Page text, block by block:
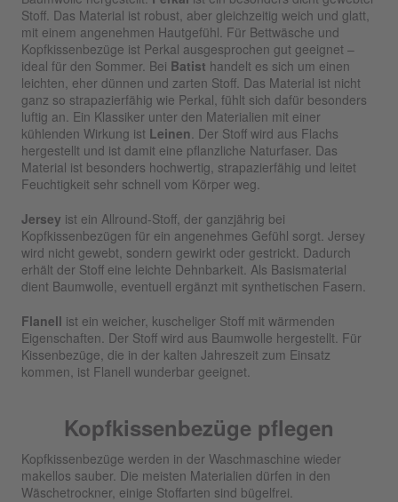
Stoff. Das Material ist robust, aber gleichzeitig weich und glatt,
mit einem angenehmen Hautgefühl. Für Bettwäsche und
Kopfkissenbezüge ist Perkal ausgesprochen gut geeignet –
ideal für den Sommer. Bei Batist handelt es sich um einen
leichten, eher dünnen und zarten Stoff. Das Material ist nicht
ganz so strapazierfähig wie Perkal, fühlt sich dafür besonders
luftig an. Ein Klassiker unter den Materialien mit einer
kühlenden Wirkung ist Leinen. Der Stoff wird aus Flachs
hergestellt und ist damit eine pflanzliche Naturfaser. Das
Material ist besonders hochwertig, strapazierfähig und leitet
Feuchtigkeit sehr schnell vom Körper weg.
Jersey ist ein Allround-Stoff, der ganzjährig bei
Kopfkissenbezügen für ein angenehmes Gefühl sorgt. Jersey
wird nicht gewebt, sondern gewirkt oder gestrickt. Dadurch
erhält der Stoff eine leichte Dehnbarkeit. Als Basismaterial
dient Baumwolle, eventuell ergänzt mit synthetischen Fasern.
Flanell ist ein weicher, kuscheliger Stoff mit wärmenden
Eigenschaften. Der Stoff wird aus Baumwolle hergestellt. Für
Kissenbezüge, die in der kalten Jahreszeit zum Einsatz
kommen, ist Flanell wunderbar geeignet.
Kopfkissenbezüge pflegen
Kopfkissenbezüge werden in der Waschmaschine wieder
makellos sauber. Die meisten Materialien dürfen in den
Wäschetrockner, einige Stoffarten sind bügelfrei.